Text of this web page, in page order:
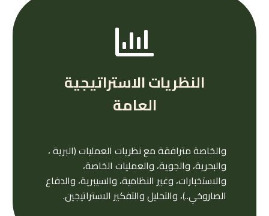
النظريات الاستراتيجية
العامة
والخاصة مترافقة مع نظريات العمليات (البرية ،
والبحرية، والجوية، والعمليات الخاصة،
والاستخبارات، وغير النظامية، والسيبرية، والدفاع
الصاروخي..)، والتحليل والتفكير الاستراتيجين.